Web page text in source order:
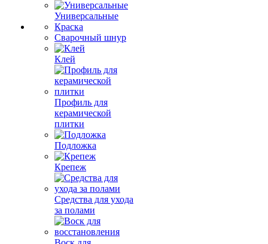
Универсальные
Краска
Сварочный шнур
Клей
Профиль для
керамической
плитки
Подложка
Крепеж
Средства для ухода
за полами